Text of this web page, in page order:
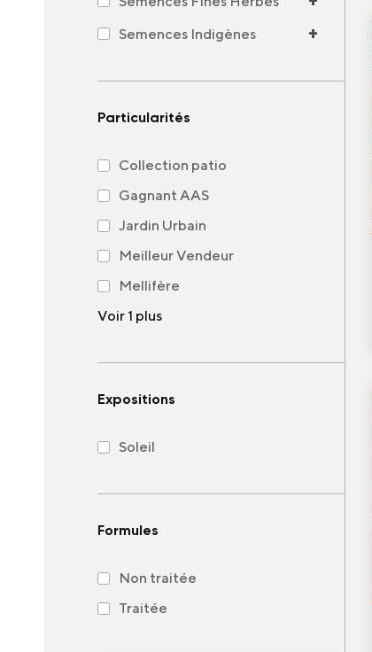
Semences Indigènes +
Particularités
Collection patio
Gagnant AAS
Jardin Urbain
Meilleur Vendeur
Mellifère
Voir 1 plus
Expositions
Soleil
Formules
Non traitée
Traitée